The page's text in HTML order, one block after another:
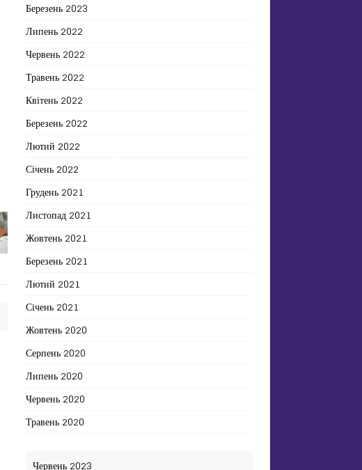
Березень 2023
Липень 2022
Червень 2022
Травень 2022
Квітень 2022
Березень 2022
Лютий 2022
Січень 2022
Грудень 2021
Листопад 2021
Жовтень 2021
Березень 2021
Лютий 2021
Січень 2021
Жовтень 2020
Серпень 2020
Липень 2020
Червень 2020
Травень 2020
Червень 2023